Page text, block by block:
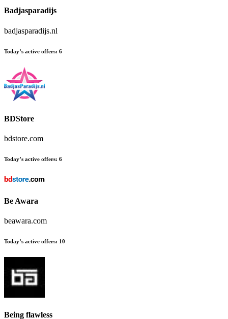
Badjasparadijs
badjasparadijs.nl
Today’s active offers: 6
BDStore
bdstore.com
Today’s active offers: 6
Be Awara
beawara.com
Today’s active offers: 10
Being flawless